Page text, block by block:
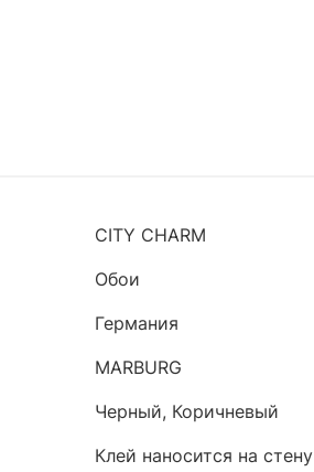
CITY CHARM
Обои
Германия
MARBURG
Черный, Коричневый
Клей наносится на стену